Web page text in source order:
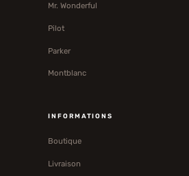
Mr. Wonderful
Pilot
Parker
Montblanc
INFORMATIONS
Boutique
Livraison